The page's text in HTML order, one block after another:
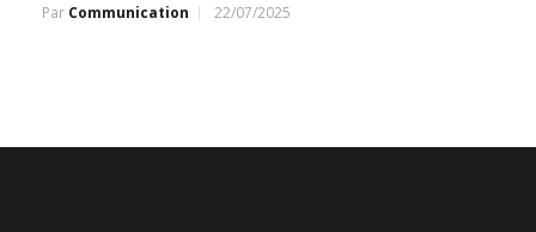
Par Communication 22/07/2025